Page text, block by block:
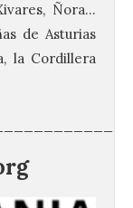
Ñora…
de Asturias
la Cordillera